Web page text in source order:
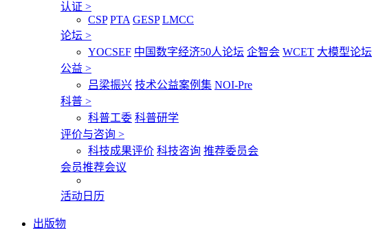
认证 >
CSP PTA GESP LMCC
论坛 >
YOCSEF 中国数字经济50人论坛 企智会 WCET 大模型论坛
公益 >
吕梁振兴 技术公益案例集 NOI-Pre
科普 >
科普工委 科普研学
评价与咨询 >
科技成果评价 科技咨询 推荐委员会
会员推荐会议
活动日历
出版物